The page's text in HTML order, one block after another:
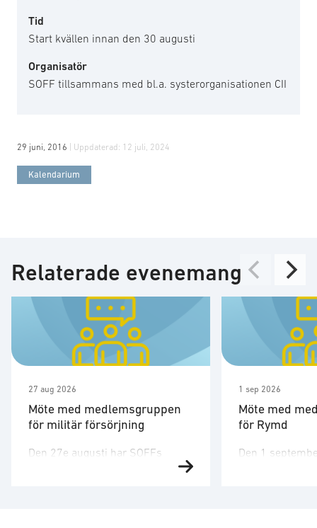
Tid
Start kvällen innan den 30 augusti
Organisatör
SOFF tillsammans med bl.a. systerorganisationen CII
29 juni, 2016 | Uppdaterad: 12 juli, 2024
Kalendarium
Relaterade evenemang
27 aug 2026
Möte med medlemsgruppen
för militär försörjning
Den 27e augusti har SOFFs
1 sep 2026
Möte med
för Rymd
Den 1